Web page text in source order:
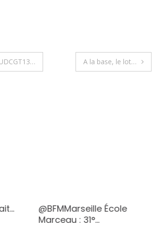
A la base, le lot…
@BFMMarseille École
Marceau : 31°…